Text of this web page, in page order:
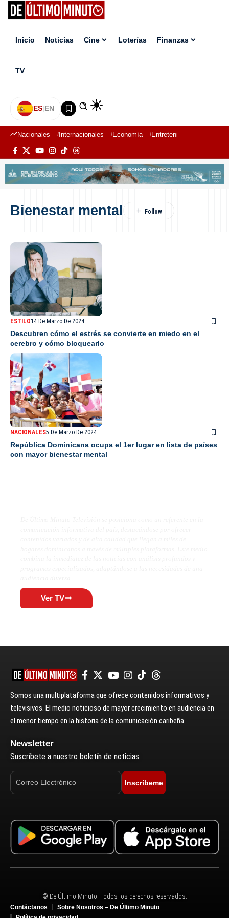
Inicio Noticias Cine Loterías Finanzas
TV
ES|EN
Nacionales Internacionales Economía Entretenimiento
Bienestar mental
ESTILO14 De Marzo De 2024
Descubren cómo el estrés se convierte en miedo en el
cerebro y cómo bloquearlo
NACIONALES5 De Marzo De 2024
República Dominicana ocupa el 1er lugar en lista de países
con mayor bienestar mental
Ver TV
Somos una multiplataforma que ofrece contenidos informativos y
televisivos. El medio noticioso de mayor crecimiento en audiencia en
el menor tiempo en la historia de la comunicación caribeña.
Newsletter
Suscríbete a nuestro boletín de noticias.
Inscríbeme
© De Último Minuto. Todos los derechos reservados.
Contáctanos
Sobre Nosotros – De Último Minuto